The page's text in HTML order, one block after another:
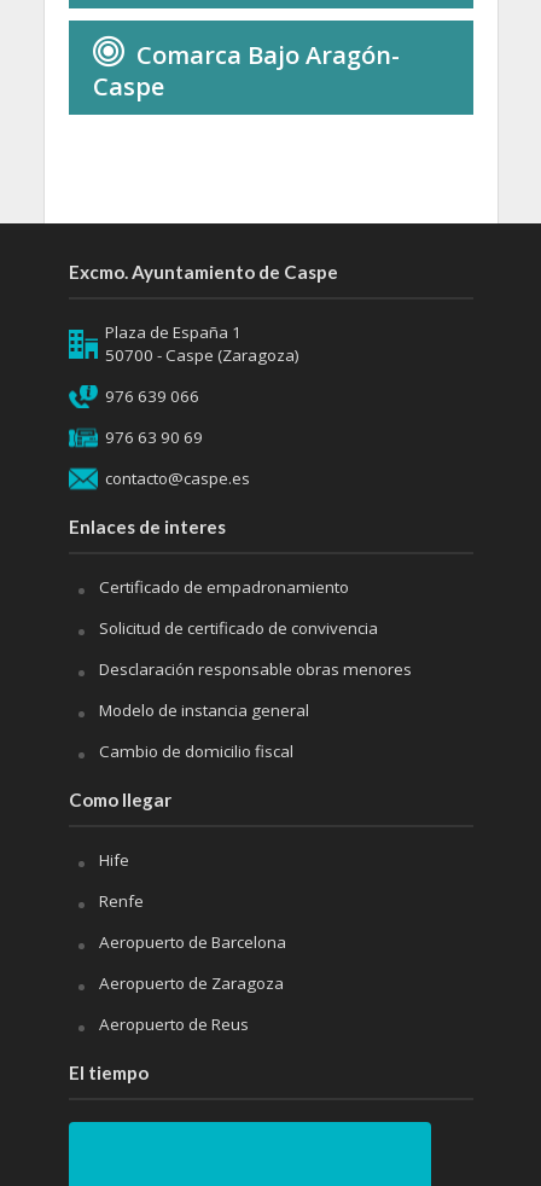
Comarca Bajo Aragón-
Caspe
Excmo. Ayuntamiento de Caspe
Plaza de España 1
50700 - Caspe (Zaragoza)
976 639 066
976 63 90 69
contacto@caspe.es
Enlaces de interes
Certificado de empadronamiento
Solicitud de certificado de convivencia
Desclaración responsable obras menores
Modelo de instancia general
Cambio de domicilio fiscal
Como llegar
Hife
Renfe
Aeropuerto de Barcelona
Aeropuerto de Zaragoza
Aeropuerto de Reus
El tiempo